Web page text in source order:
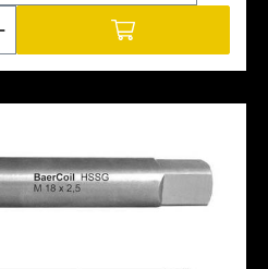
gewünschten Wert ein oder